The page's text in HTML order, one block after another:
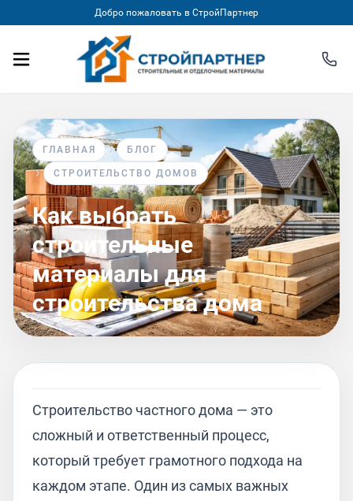
Добро пожаловать в СтройПартнер
ГЛАВНАЯ БЛОГ
СТРОИТЕЛЬСТВО ДОМОВ
Как выбрать
строительные
материалы для
строительства дома
Строительство частного дома — это
сложный и ответственный процесс,
который требует грамотного подхода на
каждом этапе. Один из самых важных